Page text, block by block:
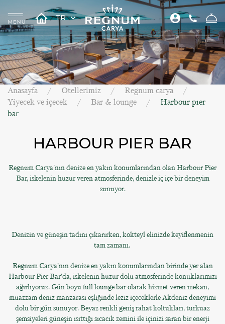
TR
Anasayfa Otellerimiz
Regnum carya
Yiyecek ve içecek
Bar & lounge
Harbour pıer
bar
HARBOUR PIER BAR
Regnum Carya'nın denize en yakın konumlarından olan Harbour Pier
Bar, iskelenin huzur veren atmosferinde, denizle iç içe bir deneyim
sunuyor.
Denizin ve güneşin tadını çıkarırken, kokteyl elinizde keyiflenmenin
tam zamanı.
Regnum Carya’nın denize en yakın konumlarından birinde yer alan
Harbour Pier Bar’da, iskelenin huzur dolu atmosferinde konuklarımızı
ağırlıyoruz. Gün boyu full lounge bar olarak hizmet veren mekan,
muazzam deniz manzarası eşliğinde leziz içeceklerle Akdeniz deneyimi
dolu bir gün sunuyor. Beyaz renkli geniş rahat koltukları, turkuaz
şemsiyeleri güneşin ısıttığı sıcacık zemini ile içinizi saran bir enerji